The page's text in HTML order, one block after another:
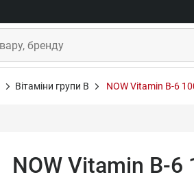
Вітаміни групи В NOW Vitamin B-6
NOW Vitamin B-6